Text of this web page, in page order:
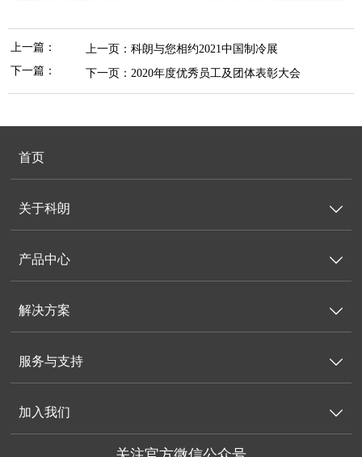
上一篇： 上一页： 科朗与您相约2021中国制冷展
下一篇：
下一页： 2020年度优秀员工及团体表彰大会
首页
关于科朗 
产品中心 
解决方案 
服务与支持 
加入我们 